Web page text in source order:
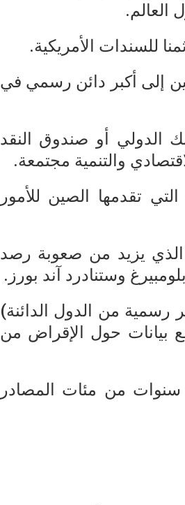
للسندات الأمريكية.
إلى أكبر دائن رسمي في
الدولي أو صندوق النقد
والتنمية مجتمعة.
تقدمها الصين للأمور
الذي يزيد من صعوبة رصد
وستنادرد آند بورز.
من الدول الدائنة)
بيانات حول الإقراض من
سنوات من مئات المصادر